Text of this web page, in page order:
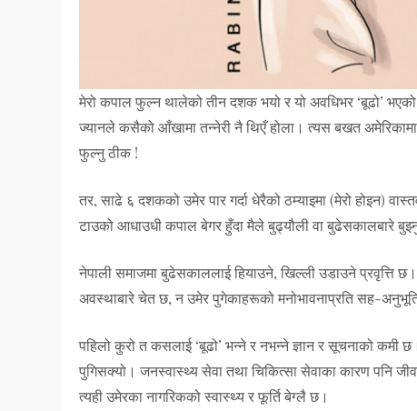
मेरो कपाल फुल्न थालेको तीन दशक भयो र यो अवधिभर ‘बूढो’
ज्यानले कसैको आँखामा तन्नेरी नै थिएँ होला। त्यस बखत
फुल्नु ठीक !
तर, साढे ६ दशकको उमेर पार गर्दा धेरैको ठम्याइमा (मेरो होइन)
टाउको आधाउधी कपाल बेगर हुँदा मैले बुढ्यौली वा बुढेसकालबारे
नेपाली समाजमा बुढेसकाललाई हियाउने, खिल्ली उडाउने प्रवृत्ति
अवस्थाबारे चेत छ, न उमेर पुगेकाहरूको मनोभावनाप्रति सह-
पहिलो कुरो त कसलाई ‘बूढो’ भन्ने र नभन्ने ज्ञान र सूचनाको
पुगिसक्यो। जनस्वास्थ्य सेवा तथा चिकित्सा सेवाका कारण पनि
त्यही उमेरका नागरिकको स्वास्थ्य र फूर्ति बेग्लै छ।